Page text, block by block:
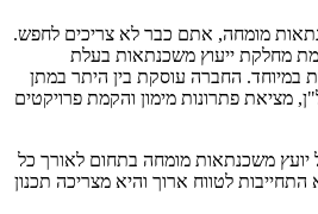
מומחה, אתם כבר לא צריכים לחפש.
מחלקת ייעוץ משכנתאות בעלת
במיוחד. החברה עוסקת בין היתר במתן
מציאת פתרונות מימון והקמת פרויקטים
יועץ משכנתאות מומחה בתחום לאורך כל
לטווח ארוך והיא מצריכה תכנון